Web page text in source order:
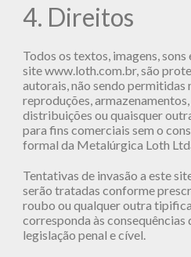
4. Direitos
Todos os textos, imagens,
site www.loth.com.br, são
autorais, não sendo permitidas
reproduções,
distribuições ou quaisquer
para fins comerciais sem o
formal da Metalúrgica Loth
Tentativas de invasão a este
serão tratadas conforme
roubo ou qualquer outra
corresponda às consequências
legislação penal e cível.